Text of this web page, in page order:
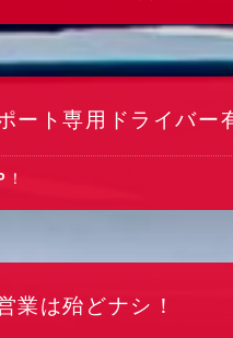
ート専用ドライバー
業は殆どナシ！